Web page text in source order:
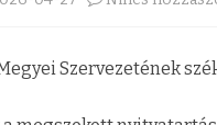
ÜGYVEZETŐ ELNÖKSÉG
SZAKBIZOTTSÁGOK
Szervezetének